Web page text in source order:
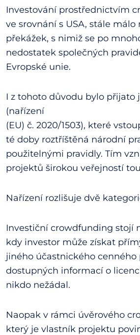
Investování prostřednictvím
ve srovnání s USA, stále
překážek, s nimiž se po
nedostatek společných
Evropské unie.
I z tohoto důvodu bylo
(nařízení
(EU) č. 2020/1503), které
té doby roztříštěná národní
použitelnými pravidly. Tím
projektů širokou veřejností
Nařízení rozlišuje dvě
Investiční crowdfunding stojí
kdy investor může získat
jiného účastnického cenného
dostupných informací o
nikdo nežádal.
Naopak v rámci úvěrového
který je vlastník projektu